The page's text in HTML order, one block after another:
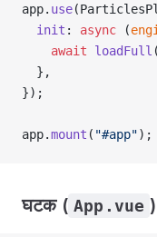
app. use
  init
: async (
    await
loadFull
  },
});
app.mount ( "#app");
घटक ( App.vue )